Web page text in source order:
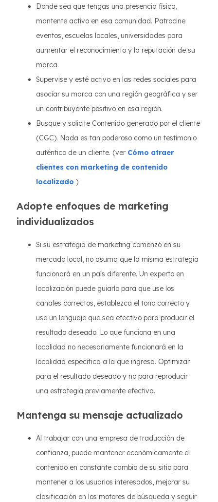
Donde sea que tengas una presencia física,
mantente activo en esa comunidad. Patrocine
eventos, escuelas locales, universidades para
aumentar el reconocimiento y la reputación de su
marca.
Supervise y esté activo en las redes sociales para
asociar su marca con una región geográfica y ser
un contribuyente positivo en esa región.
Busque y solicite Contenido generado por el cliente
(CGC). Nada es tan poderoso como un testimonio
auténtico de un cliente. (ver Cómo atraer
clientes con marketing de contenido
localizado )
Adopte enfoques de marketing
individualizados
Si su estrategia de marketing comenzó en su
mercado local, no asuma que la misma estrategia
funcionará en un país diferente. Un experto en
localización puede guiarlo para que use los
canales correctos, establezca el tono correcto y
use un lenguaje que sea efectivo para producir el
resultado deseado. Lo que funciona en una
localidad no necesariamente funcionará en la
localidad específica a la que ingresa. Optimizar
para el resultado deseado y no para reproducir
una estrategia previamente efectiva.
Mantenga su mensaje actualizado
Al trabajar con una empresa de traducción de
confianza, puede mantener económicamente el
contenido en constante cambio de su sitio para
mantener a los usuarios interesados, mejorar su
clasificación en los motores de búsqueda y seguir